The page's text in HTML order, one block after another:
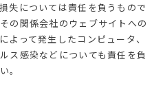
失については責任を負うもので
の関係会社のウェブサイトへの
よって発生したコンピュータ、
ス感染などについても責任を負
。